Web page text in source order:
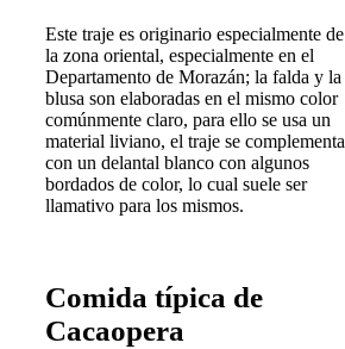
Este traje es originario especialmente de
la zona oriental, especialmente en el
Departamento de Morazán; la falda y la
blusa son elaboradas en el mismo color
comúnmente claro, para ello se usa un
material liviano, el traje se complementa
con un delantal blanco con algunos
bordados de color, lo cual suele ser
llamativo para los mismos.
Comida típica de
Cacaopera